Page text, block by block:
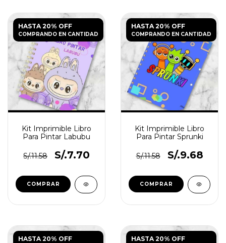
HASTA 20% OFF
COMPRANDO EN CANTIDAD
Kit Imprimible Libro
Para Pintar Labubu
S/.11.58 S/.7.70
HASTA 20% OFF
COMPRANDO EN CANTIDAD
Kit Imprimible Libro
Para Pintar Sprunki
S/.11.58 S/.9.68
HASTA 20% OFF HASTA 20% OFF